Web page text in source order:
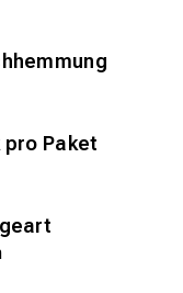
pro Paket